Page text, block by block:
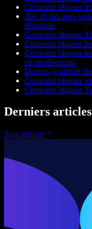
Comment bloquer
Top 10 des sites
téléphone
Comment bloquer
Comment bloquer
Comment bloquer
ou un téléphone
Devrais-je utiliser
Comment bloquer
Comment bloquer
Derniers articles
Tout afficher